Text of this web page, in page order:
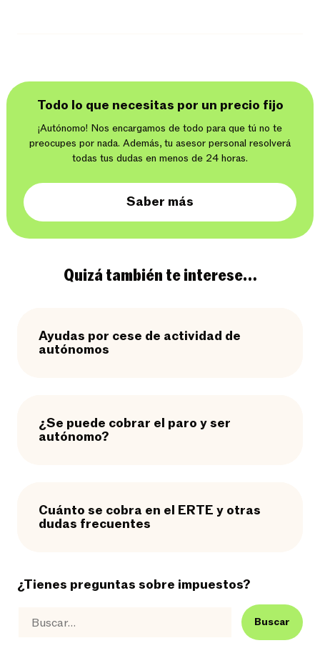
Todo lo que necesitas por un precio fijo
¡Autónomo! Nos encargamos de todo para que tú no te
preocupes por nada. Además, tu asesor personal resolverá
todas tus dudas en menos de 24 horas.
Saber más
Quizá también te interese…
Ayudas por cese de actividad de
autónomos
¿Se puede cobrar el paro y ser
autónomo?
Cuánto se cobra en el ERTE y otras
dudas frecuentes
¿Tienes preguntas sobre impuestos?
Buscar